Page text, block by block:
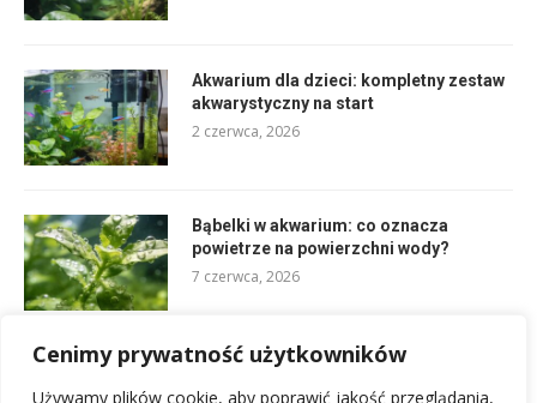
Cenimy prywatność użytkowników
Używamy plików cookie, aby poprawić jakość przeglądania,
Akwarium dla dzieci: kompletny zestaw
akwarystyczny na start
2 czerwca, 2026
Bąbelki w akwarium: co oznacza
powietrze na powierzchni wody?
7 czerwca, 2026
Amoniak w akwarium: objawy zatrucia
ryb i jak ratować obsadę przed azotem